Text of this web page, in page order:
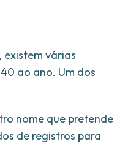
existem várias
ao ano. Um dos
nome que pretende
de registros para